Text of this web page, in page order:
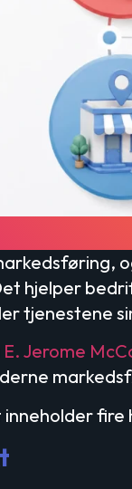
hjelper
tjenestene
E. Jerome
inneholder fire